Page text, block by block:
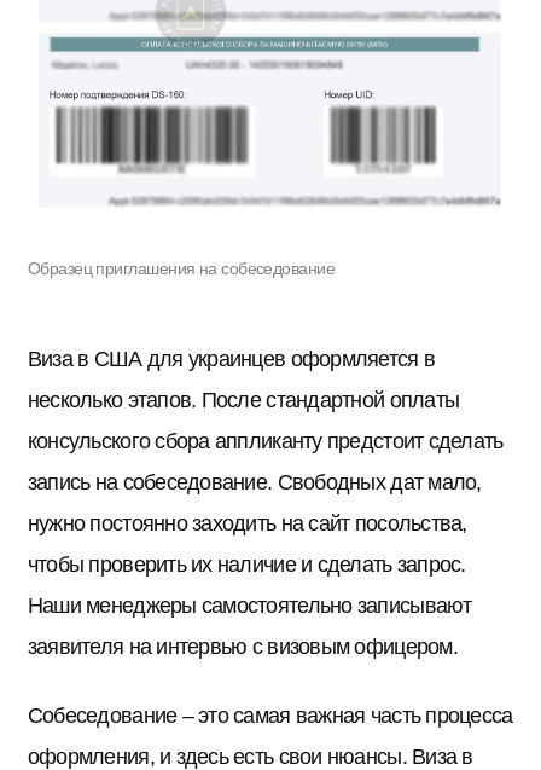
Образец приглашения на собеседование
Виза в США для украинцев оформляется в
несколько этапов. После стандартной оплаты
консульского сбора аппликанту предстоит сделать
запись на собеседование. Свободных дат мало,
нужно постоянно заходить на сайт посольства,
чтобы проверить их наличие и сделать запрос.
Наши менеджеры самостоятельно записывают
заявителя на интервью с визовым офицером.
Собеседование – это самая важная часть процесса
оформления, и здесь есть свои нюансы. Виза в